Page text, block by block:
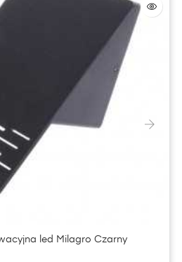
led Milagro Czarny